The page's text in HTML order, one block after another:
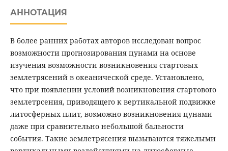
АННОТАЦИЯ
В более ранних работах авторов исследован вопрос
возможности прогнозирования цунами на основе
изучения возможности возникновения стартовых
землетрясений в океанической среде. Установлено,
что при появлении условий возникновения стартового
землетрсения, приводящего к вертикальной подвижке
литосферных плит, возможно возникновения цунами
даже при сравнительно небольшой бальности
события. Такие землетрясения вызываются тяжелыми